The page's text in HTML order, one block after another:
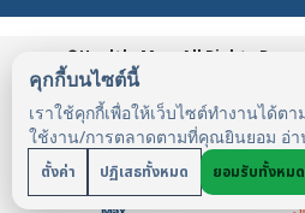
คุกกี้บนไซต์นี้
เราใช้คุกกี้เพื่อให้เว็บไซต์ทำงานได้ต
ใช้งาน/การตลาดตามที่คุณยินยอม อ่า
ตั้งค่า ปฏิเสธทั้งหมด ยอมรับทั้งหมด
©HealthyMax. All Rights
by DMDHealthyMax